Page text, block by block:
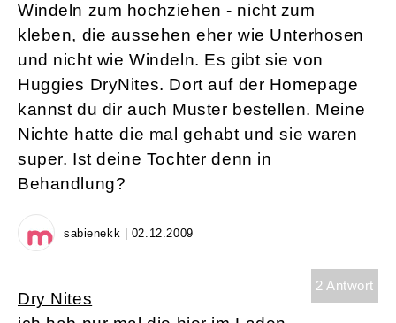
Windeln zum hochziehen - nicht zum
kleben, die aussehen eher wie Unterhosen
und nicht wie Windeln. Es gibt sie von
Huggies DryNites. Dort auf der Homepage
kannst du dir auch Muster bestellen. Meine
Nichte hatte die mal gehabt und sie waren
super. Ist deine Tochter denn in
Behandlung?
sabienekk | 02.12.2009
2 Antwort
Dry Nites